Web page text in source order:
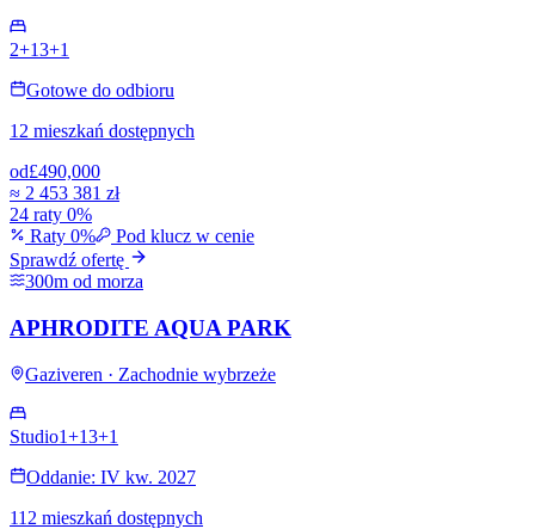
2+13+1
Gotowe do odbioru
12 mieszkań dostępnych
od£490,000
≈ 2 453 381 zł
24 raty 0%
Raty 0%
Pod klucz w cenie
Sprawdź ofertę
300m od morza
APHRODITE AQUA PARK
Gaziveren · Zachodnie wybrzeże
Studio1+13+1
Oddanie: IV kw. 2027
112 mieszkań dostępnych